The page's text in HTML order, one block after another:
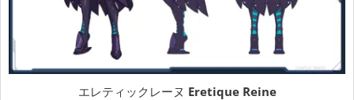
エレティックレーヌ Eretique Reine